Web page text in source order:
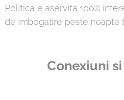
Politica e aservita 100%
de imbogatire peste noapte
Conexiuni